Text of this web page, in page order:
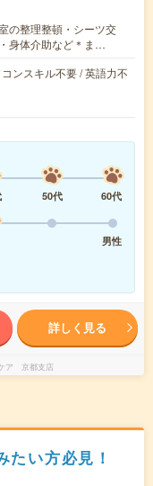
の整理整頓・シーツ交
身体介助など＊ま…
ンスキル不要 / 英語力不
50代
60代
男性
詳しく見る
ア 京都支店
い方必見！